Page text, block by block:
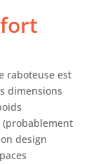
en
la
raboteuse est
dimensions
(probablement
design